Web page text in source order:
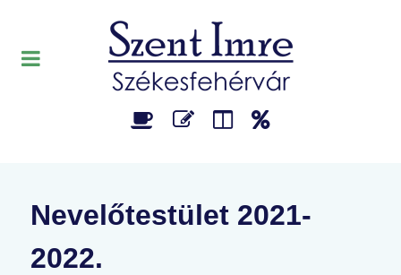
Nevelőtestület 2021-
2022.